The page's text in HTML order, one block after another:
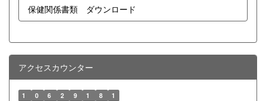
保健関係書類 ダウンロード
アクセスカウンター
1 0 6 2 9 1 8 1